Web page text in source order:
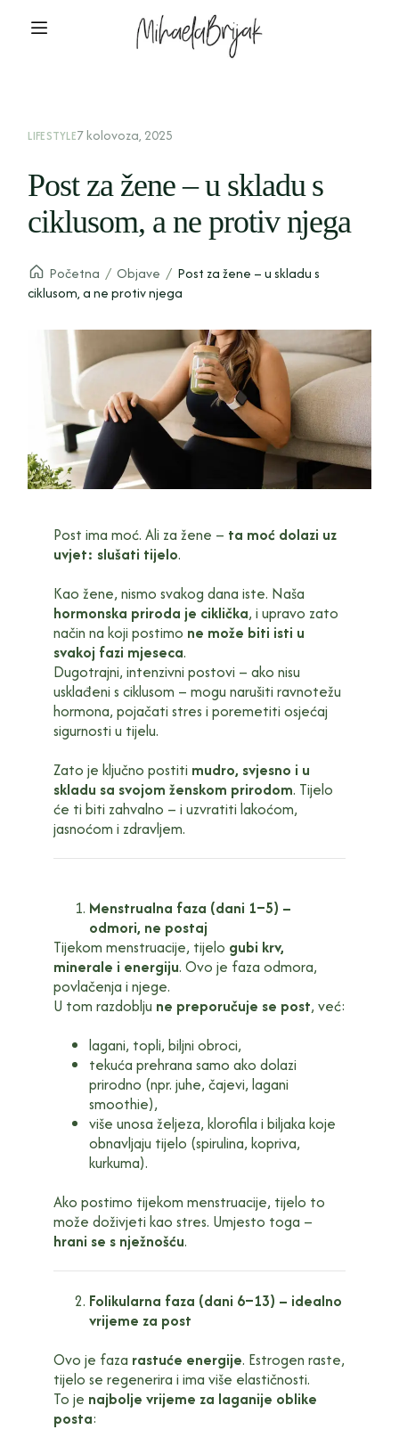
LIFESTYLE7 kolovoza, 2025
Post za žene – u skladu s
ciklusom, a ne protiv njega
Početna / Objave / Post za žene – u skladu s
ciklusom, a ne protiv njega
Post ima moć. Ali za žene – ta moć dolazi uz
uvjet: slušati tijelo.
Kao žene, nismo svakog dana iste. Naša
hormonska priroda je ciklička, i upravo zato
način na koji postimo ne može biti isti u
svakoj fazi mjeseca.
Dugotrajni, intenzivni postovi – ako nisu
usklađeni s ciklusom – mogu narušiti ravnotežu
hormona, pojačati stres i poremetiti osjećaj
sigurnosti u tijelu.
Zato je ključno postiti mudro, svjesno i u
skladu sa svojom ženskom prirodom. Tijelo
će ti biti zahvalno – i uzvratiti lakoćom,
jasnoćom i zdravljem.
Menstrualna faza (dani 1–5) –
odmori, ne postaj
Tijekom menstruacije, tijelo gubi krv,
minerale i energiju. Ovo je faza odmora,
povlačenja i njege.
U tom razdoblju ne preporučuje se post, već:
lagani, topli, biljni obroci,
tekuća prehrana samo ako dolazi
prirodno (npr. juhe, čajevi, lagani
smoothie),
više unosa željeza, klorofila i biljaka koje
obnavljaju tijelo (spirulina, kopriva,
kurkuma).
Ako postimo tijekom menstruacije, tijelo to
može doživjeti kao stres. Umjesto toga –
hrani se s nježnošću.
Folikularna faza (dani 6–13) – idealno
vrijeme za post
Ovo je faza rastuće energije. Estrogen raste,
tijelo se regenerira i ima više elastičnosti.
To je najbolje vrijeme za laganije oblike
posta: